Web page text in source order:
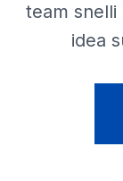
team
idea